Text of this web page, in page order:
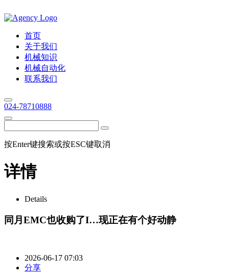
首页
关于我们
机械知识
机械自动化
联系我们
024-78710888
按Enter键搜索或按ESC键取消
详情
Details
同月EMC也收购了I…现正在有个好动静
2026-06-17 07:03
分享